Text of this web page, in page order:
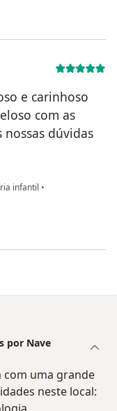
e carinhoso
com as
nossas dúvidas
infantil •
por Nave
com uma grande
neste local: